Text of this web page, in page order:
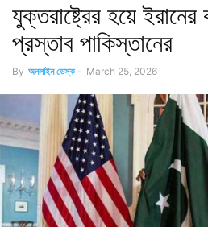
যুক্তরাষ্ট্রের হয়ে ইরানের
প্রস্তাব পাকিস্তানের
By অনলাইন ডেস্ক - March 25, 2026